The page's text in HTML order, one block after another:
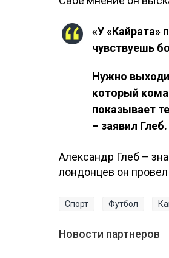
«У «Кайрата»
чувствуешь
Нужно
который
показывает
– заявил Глеб.
Александр Глеб –
лондонцев он провел
Спорт Футбол
Новости партнеров